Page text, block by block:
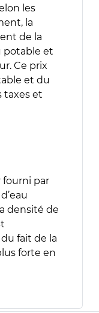
les
la
de la
potable et
Ce prix
et du
taxes et
fourni par
densité de
fait de la
forte en